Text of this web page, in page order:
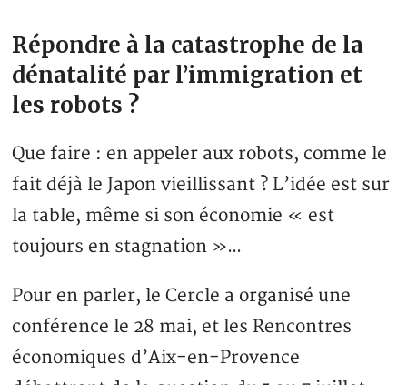
Répondre à la catastrophe de la
dénatalité par l’immigration et
les robots ?
Que faire : en appeler aux robots, comme le
fait déjà le Japon vieillissant ? L’idée est sur
la table, même si son économie « est
toujours en stagnation »…
Pour en parler, le Cercle a organisé une
conférence le 28 mai, et les Rencontres
économiques d’Aix-en-Provence